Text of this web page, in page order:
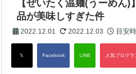
【ぜいたく温麺(うーめん)
品が美味しすぎた件
2022.12.01 2022.12.03 目安